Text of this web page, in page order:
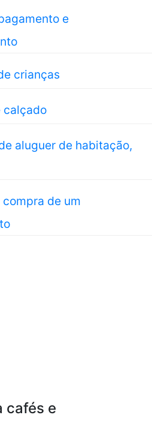
e
crianças
calçado
aluguer de habitação,
de um
cafés e